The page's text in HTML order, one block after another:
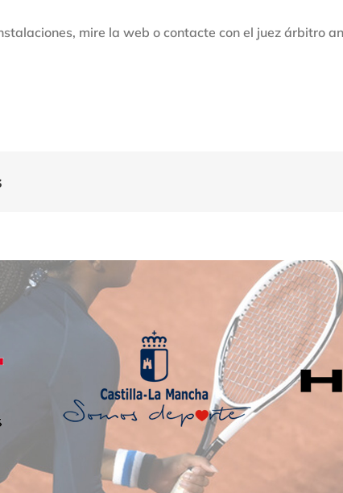
mire la web o contacte con el juez árbitro